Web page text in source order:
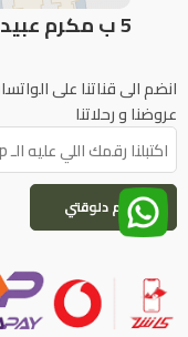
5 ب مكرم عبيد مدينة نصر بجوار جزارة آمان .
انضم الى قناتنا على
عروضنا و رحلاتنا